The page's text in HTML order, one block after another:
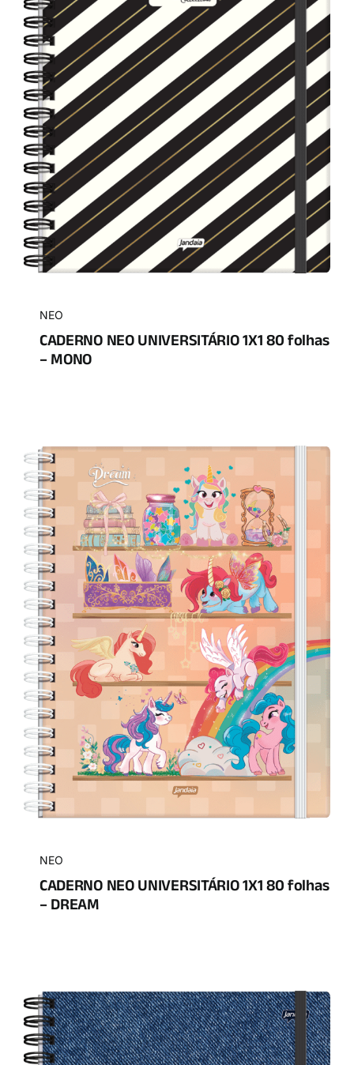
NEO
CADERNO NEO UNIVERSITÁRIO 1X1 80 folhas
– MONO
NEO
CADERNO NEO UNIVERSITÁRIO 1X1 80 folhas
– DREAM